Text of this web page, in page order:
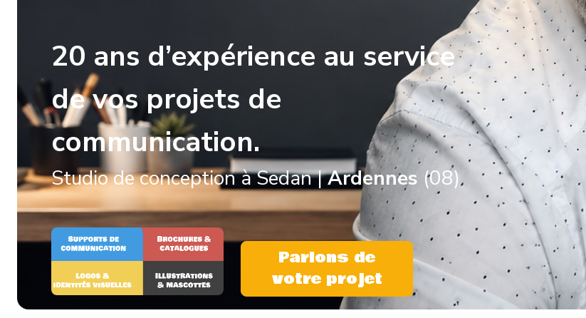
20 ans d’expérience au service
de vos projets de
communication.
Studio de conception à Sedan |Ardennes (08)
Parlons de
votre projet